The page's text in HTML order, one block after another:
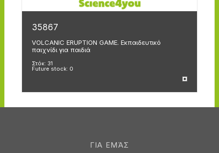
35867
VOLCANIC ERUPTION GAME. Εκπαιδευτικό
παιχνίδι για παιδιά
Στόκ: 31
Future stock: 0
ΓΙΑ ΕΜΆΣ